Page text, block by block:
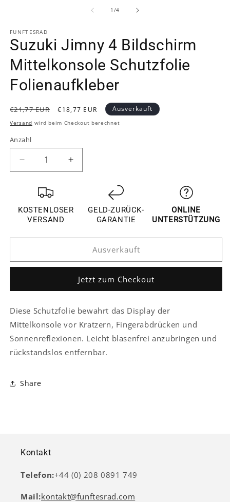
1 /von
4
FUNFTESRAD
Suzuki Jimny 4 Bildschirm
Mittelkonsole Schutzfolie
Folienaufkleber
Normaler
Preis
€21,77 EUR Verkaufspreis
€18,77 EUR Ausverkauft
Versand wird beim Checkout berechnet
Anzahl
Verringere
die
Menge
Suzuki
Jimny
Bildschirm
Schutzfolie
Erhöhe
die
Suzuki
Bildschirm
Mittelkonsole
Schutzfolie
KOSTENLOSER
VERSAND
GELD-ZURÜCK-
GARANTIE
ONLINE
UNTERSTÜTZUNG
Ausverkauft
Jetzt zum Checkout
Diese Schutzfolie bewahrt das Display der
Mittelkonsole vor Kratzern, Fingerabdrücken und
Sonnenreflexionen. Leicht blasenfrei anzubringen und
rückstandslos entfernbar.
Share
Kontakt
Telefon:+44 (0) 208 0891 749
Mail:kontakt@funftesrad.com